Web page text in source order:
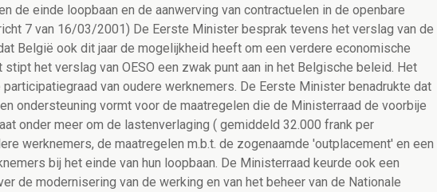
de einde loopbaan en de aanwerving van contractuelen in de openbare
7 van 16/03/2001) De Eerste Minister besprak tevens het verslag van de
België ook dit jaar de mogelijkheid heeft om een verdere economische
het verslag van OESO een zwak punt aan in het Belgische beleid. Het
van oudere werknemers. De Eerste Minister benadrukte dat
ondersteuning vormt voor de maatregelen die de Ministerraad de voorbije
onder meer om de lastenverlaging ( gemiddeld 32.000 frank per
werknemers, de maatregelen m.b.t. de zogenaamde 'outplacement' en een
bij het einde van hun loopbaan. De Ministerraad keurde ook een
de modernisering van de werking en van het beheer van de Nationale